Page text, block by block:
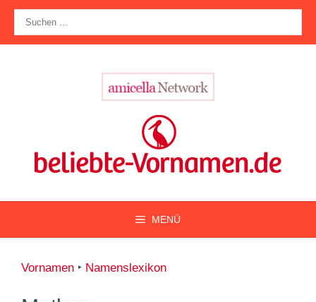
Zum
Inhalt
springen
nach:
MENÜ
Vornamen ‣ Namenslexikon